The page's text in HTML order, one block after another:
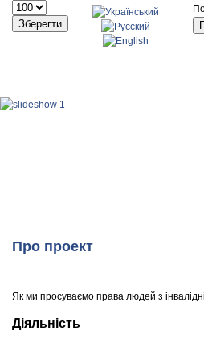
Про проект
Як ми просуваємо права людей з
Діяльність